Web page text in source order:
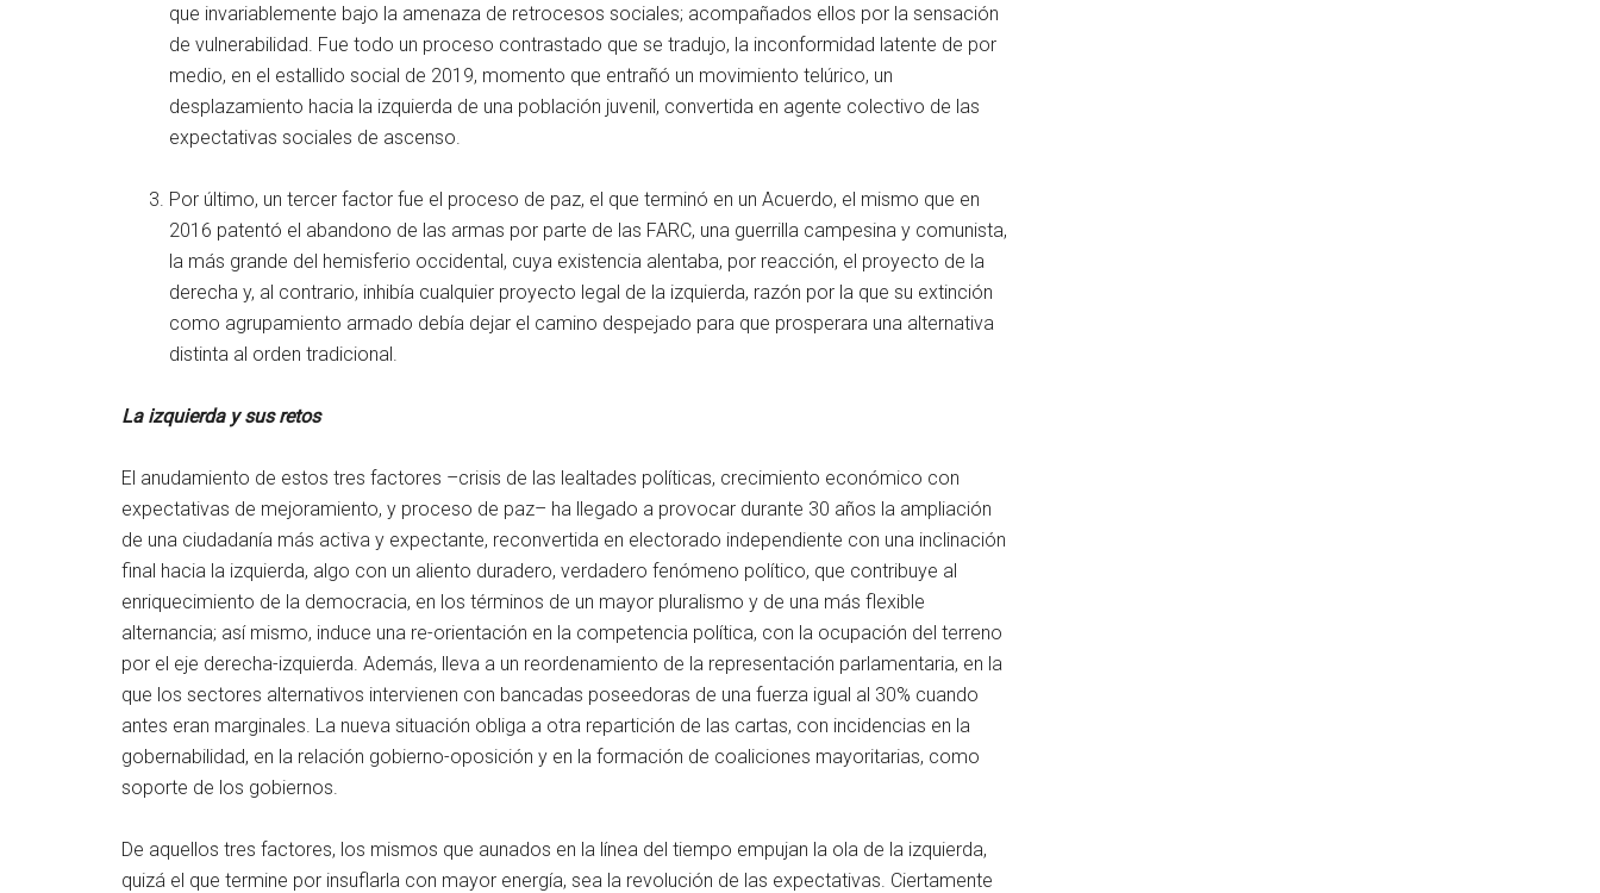
que invariablemente bajo la amenaza de retrocesos sociales; acompañados ellos por la sensación
de vulnerabilidad. Fue todo un proceso contrastado que se tradujo, la inconformidad latente de por
medio, en el estallido social de 2019, momento que entrañó un movimiento telúrico, un
desplazamiento hacia la izquierda de una población juvenil, convertida en agente colectivo de las
expectativas sociales de ascenso.
Por último, un tercer factor fue el proceso de paz, el que terminó en un Acuerdo, el mismo que en
2016 patentó el abandono de las armas por parte de las FARC, una guerrilla campesina y comunista,
la más grande del hemisferio occidental, cuya existencia alentaba, por reacción, el proyecto de la
derecha y, al contrario, inhibía cualquier proyecto legal de la izquierda, razón por la que su extinción
como agrupamiento armado debía dejar el camino despejado para que prosperara una alternativa
distinta al orden tradicional.
La izquierda y sus retos
El anudamiento de estos tres factores –crisis de las lealtades políticas, crecimiento económico con
expectativas de mejoramiento, y proceso de paz– ha llegado a provocar durante 30 años la ampliación
de una ciudadanía más activa y expectante, reconvertida en electorado independiente con una inclinación
final hacia la izquierda, algo con un aliento duradero, verdadero fenómeno político, que contribuye al
enriquecimiento de la democracia, en los términos de un mayor pluralismo y de una más flexible
alternancia; así mismo, induce una re-orientación en la competencia política, con la ocupación del terreno
por el eje derecha-izquierda. Además, lleva a un reordenamiento de la representación parlamentaria, en la
que los sectores alternativos intervienen con bancadas poseedoras de una fuerza igual al 30% cuando
antes eran marginales. La nueva situación obliga a otra repartición de las cartas, con incidencias en la
gobernabilidad, en la relación gobierno-oposición y en la formación de coaliciones mayoritarias, como
soporte de los gobiernos.
De aquellos tres factores, los mismos que aunados en la línea del tiempo empujan la ola de la izquierda,
quizá el que termine por insuflarla con mayor energía, sea la revolución de las expectativas. Ciertamente